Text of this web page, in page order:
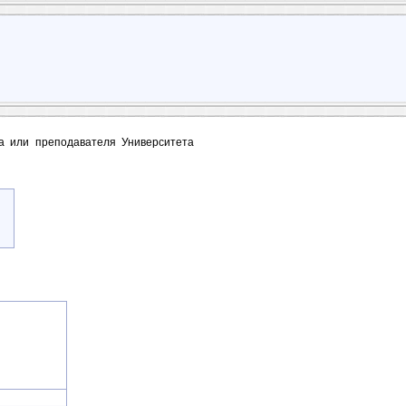
или преподавателя Университета